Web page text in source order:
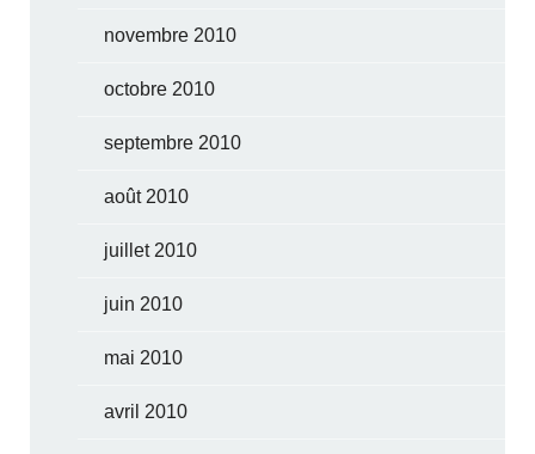
novembre 2010
octobre 2010
septembre 2010
août 2010
juillet 2010
juin 2010
mai 2010
avril 2010